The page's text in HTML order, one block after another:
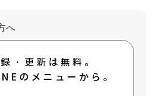
へ
・更新は無料。
のメニューから。